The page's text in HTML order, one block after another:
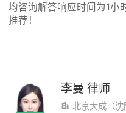
均咨询解答响应时间为1小
推荐！
李曼 律师
北京大成（